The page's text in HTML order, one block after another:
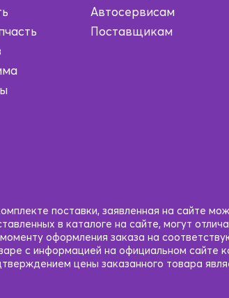
Автосервисам
Поставщикам
поставки, заявленная на сайте
в каталоге на сайте, могут
оформления заказа на
с информацией на официальном сайте
цены заказанного товара